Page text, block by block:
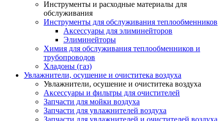
Инструменты и расходные материалы для
обслуживания
Инструменты для обслуживания теплообменников
Аксессуары для элиминейторов
Элиминейторы
Химия для обслуживания теплообменников и
трубопроводов
Хладоны (газ)
Увлажнители, осушение и очиститека воздуха
Увлажнители, осушение и очиститека воздуха
Аксессуары и фильтры для очистителей
Запчасти для мойки воздуха
Запчасти для увлажнителей воздуха
Запчасти для увлажнителей и очистителей воздуха